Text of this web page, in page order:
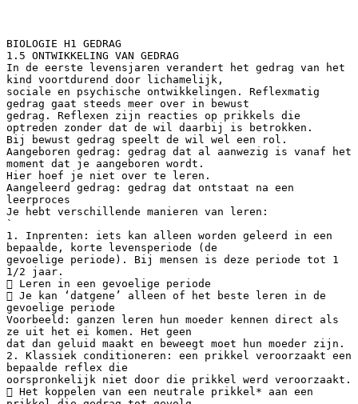
BIOLOGIE H1 GEDRAG
1.5 ONTWIKKELING VAN GEDRAG
In de eerste levensjaren verandert het gedrag van het
kind voortdurend door lichamelijk,
sociale en psychische ontwikkelingen. Reflexmatig
gedrag gaat steeds meer over in bewust
gedrag. Reflexen zijn reacties op prikkels die
optreden zonder dat de wil daarbij is betrokken.
Bij bewust gedrag speelt de wil wel een rol.
Aangeboren gedrag: gedrag dat al aanwezig is vanaf het
moment dat je aangeboren wordt.
Hier hoef je niet over te leren.
Aangeleerd gedrag: gedrag dat ontstaat na een
leerproces
Je hebt verschillende manieren van leren:
`
1. Inprenten: iets kan alleen worden geleerd in een
bepaalde, korte levensperiode (de
gevoelige periode). Bij mensen is deze periode tot 1
1/2 jaar.
 Leren in een gevoelige periode
 Je kan ‘datgene’ alleen of het beste leren in de
gevoelige periode
Voorbeeld: ganzen leren hun moeder kennen direct als
ze uit het ei komen. Het geen
dat dan geluid maakt en beweegt moet hun moeder zijn.
2. Klassiek conditioneren: een prikkel veroorzaakt een
bepaalde reflex die
oorspronkelijk niet door die prikkel werd veroorzaakt.
 Het koppelen van een neutrale prikkel* aan een